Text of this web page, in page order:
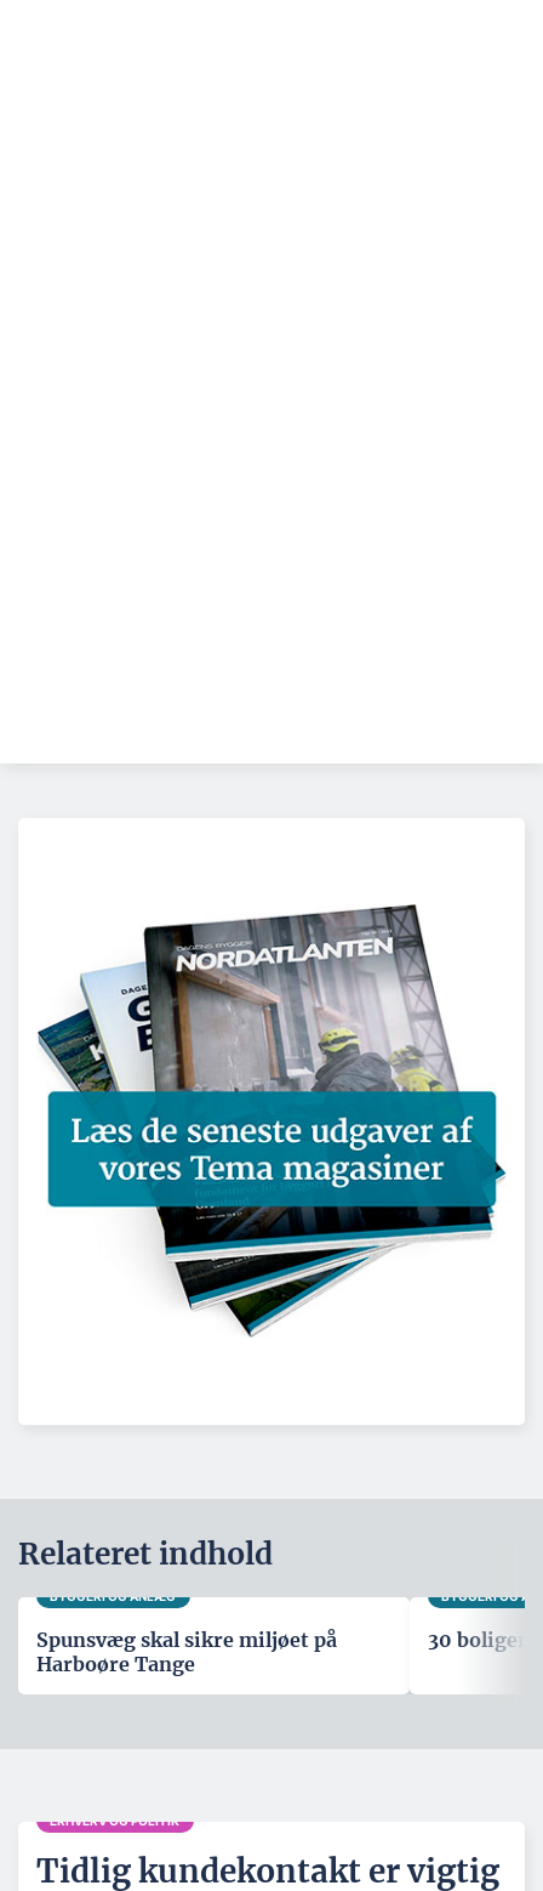
Relateret indhold
BYGGERI OG ANLÆG
Spunsvæg skal sikre miljøet på
Harboøre Tange
BYGGERI OG
30 boliger
ERHVERV OG POLITIK
Tidlig kundekontakt er vigtig